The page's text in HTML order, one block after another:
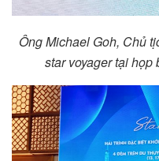
Ông Michael Goh, Chủ
star voyager tại họp